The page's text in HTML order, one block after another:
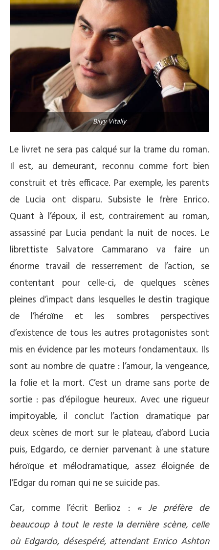
Bilyy Vitaliy
Le livret ne sera pas calqué sur la trame du roman.
Il est, au demeurant, reconnu comme fort bien
construit et très efficace. Par exemple, les parents
de Lucia ont disparu. Subsiste le frère Enrico.
Quant à l’époux, il est, contrairement au roman,
assassiné par Lucia pendant la nuit de noces. Le
librettiste Salvatore Cammarano va faire un
énorme travail de resserrement de l’action, se
contentant pour celle-ci, de quelques scènes
pleines d’impact dans lesquelles le destin tragique
de l’héroïne et les sombres perspectives
d’existence de tous les autres protagonistes sont
mis en évidence par les moteurs fondamentaux. Ils
sont au nombre de quatre : l’amour, la vengeance,
la folie et la mort. C’est un drame sans porte de
sortie : pas d’épilogue heureux. Avec une rigueur
impitoyable, il conclut l’action dramatique par
deux scènes de mort sur le plateau, d’abord Lucia
puis, Edgardo, ce dernier parvenant à une stature
héroïque et mélodramatique, assez éloignée de
l’Edgar du roman qui ne se suicide pas.
Car, comme l’écrit Berlioz : « Je préfère de
beaucoup à tout le reste la dernière scène, celle
où Edgardo, désespéré, attendant Enrico Ashton